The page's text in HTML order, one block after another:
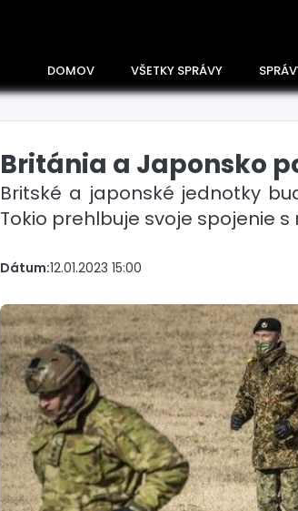
DOMOV VŠETKY SPRÁVY
Slovensko
Británia a Japonsko
Britské a japonské jednotky
Tokio prehlbuje svoje spojenie s
Dátum:12.01.2023 15:00